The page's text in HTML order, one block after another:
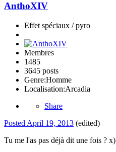
AnthoXIV
Effet spéciaux / pyro
Membres
1485
3645 posts
Genre:Homme
Localisation:Arcadia
Share
Posted April 19, 2013 (edited)
Tu me l'as pas déjà dit une fois ? x)